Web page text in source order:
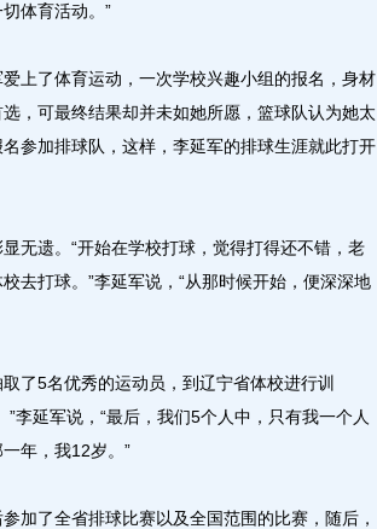
体育活动。”
了体育运动，一次学校兴趣小组的报名，身材
，可最终结果却并未如她所愿，篮球队认为她太
参加排球队，这样，李延军的排球生涯就此打开
遗。“开始在学校打球，觉得打得还不错，老
去打球。”李延军说，“从那时候开始，便深深地
5名优秀的运动员，到辽宁省体校进行训
李延军说，“最后，我们5个人中，只有我一个人
年，我12岁。”
了全省排球比赛以及全国范围的比赛，随后，